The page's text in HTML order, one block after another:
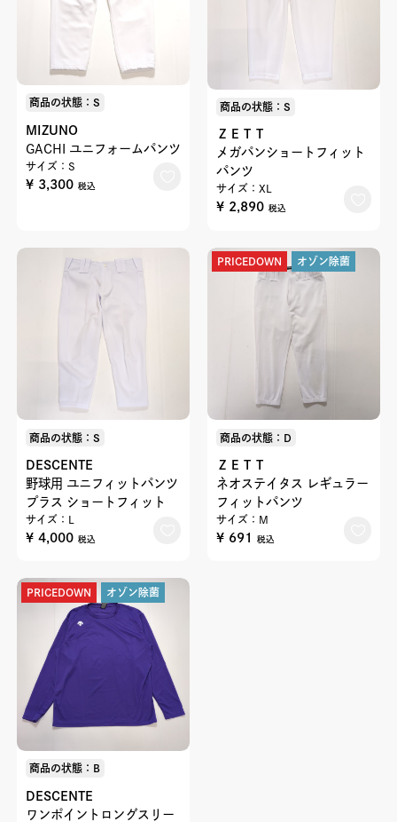
商品の状態：S
MIZUNO
GACHI ユニフォームパンツ
サイズ：S
¥ 3,300 税込
商品の状態：S
ＺＥＴＴ
メガパンショートフィット
パンツ
サイズ：XL
¥ 2,890 税込
商品の状態：S
DESCENTE
野球用 ユニフィットパンツ
プラス ショートフィット
サイズ：L
¥ 4,000 税込
PRICEDOWN オゾン除菌
商品の状態：D
ＺＥＴＴ
ネオステイタス レギュラー
フィットパンツ
サイズ：M
¥ 691 税込
PRICEDOWN オゾン除菌
商品の状態：B
DESCENTE
ワンポイントロングスリー